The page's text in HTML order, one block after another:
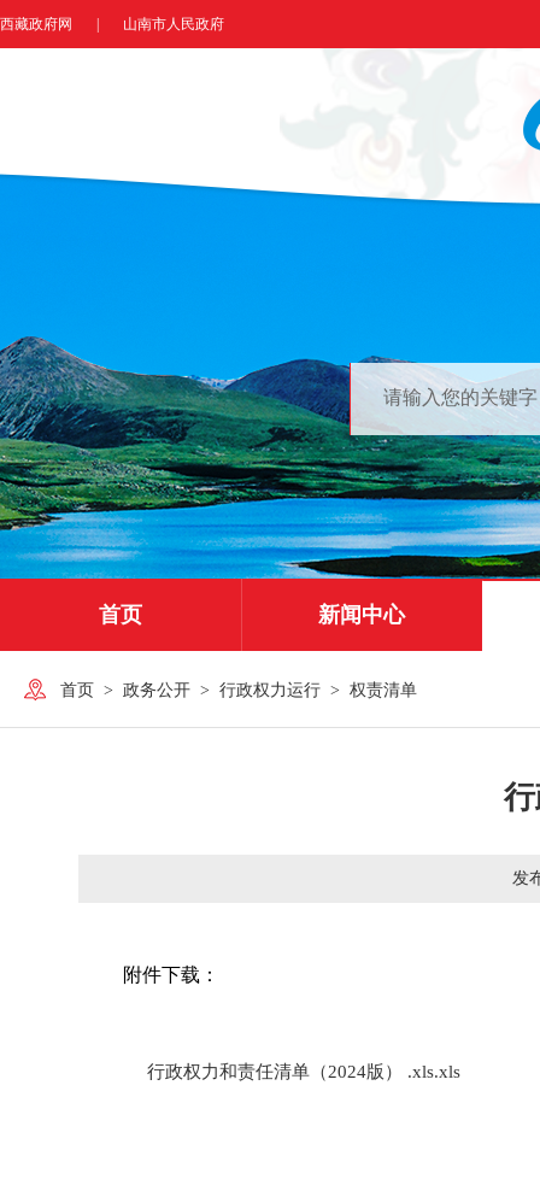
西藏政府网 山南市人民政府
首页 新闻中心
首页 > 政务公开 > 行政权力运行 > 权责清单
发
附件下载：
行政权力和责任清单（2024版） .xls.xls